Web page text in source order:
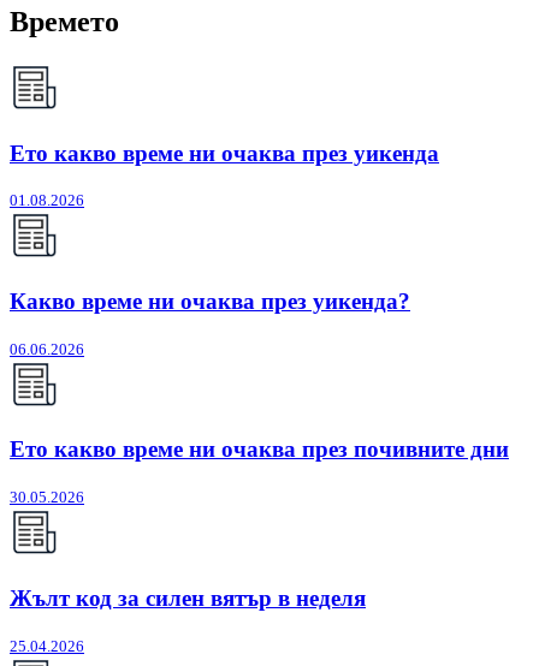
Времето
Ето какво време ни очаква през уикенда
01.08.2026
Какво време ни очаква през уикенда?
06.06.2026
Ето какво време ни очаква през почивните дни
30.05.2026
Жълт код за силен вятър в неделя
25.04.2026